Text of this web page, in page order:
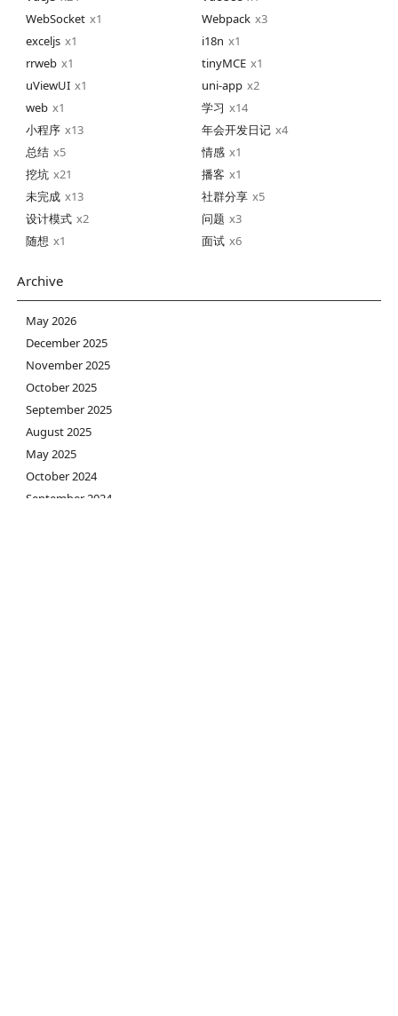
WebSocket
1 Webpack
3
exceljs
1 i18n
1
rrweb
1 tinyMCE
1
uViewUI
1 uni-app
2
web
1 学习
14
小程序
13 年会开发日记
4
总结
5 情感
1
挖坑
21 播客
1
未完成
13 社群分享
5
设计模式
2 问题
3
随想
1 面试 6
Archive
May 2026
December 2025
November 2025
October 2025
September 2025
August 2025
May 2025
October 2024
September 2024